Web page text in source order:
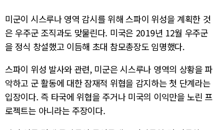
미군이 시스루나 영역 감시를 위해 스파이 위성을 계획한 것
은 우주군 조직과도 맞물린다. 미국은 2019년 12월 우주군
을 정식 창설했고 이듬해 초대 참모총장도 임명했다.
스파이 위성 발사와 관련, 미군은 시스루나 영역의 상황을 파
악하고 군 활동에 대한 잠재적 위협을 감지하는 첫 단계라는
입장이다. 즉 타국에 위협을 주거나 미국의 이익만을 노린 프
로젝트는 아니라는 주장이다.